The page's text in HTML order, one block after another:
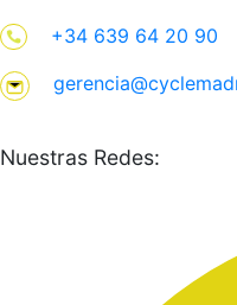
+34 639 64 20 90
Nuestras Redes: